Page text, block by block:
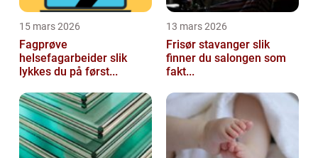
15 mars 2026
Fagprøve
helsefagarbeider slik
lykkes du på først...
13 mars 2026
Frisør stavanger slik
finner du salongen som
fakt...